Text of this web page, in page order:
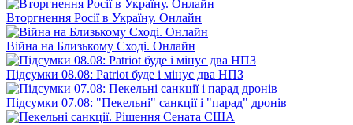
Вторгнення Росії в Україну. Онлайн
Війна на Близькому Сході. Онлайн
Підсумки 08.08: Patriot буде і мінус два НПЗ
Підсумки 07.08: "Пекельні" санкції і "парад" дронів